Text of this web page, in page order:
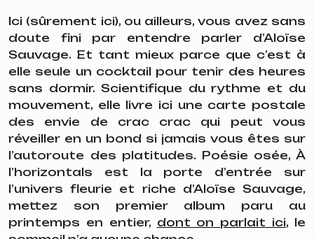
Ici (sûrement ici), ou ailleurs, vous avez sans
doute fini par entendre parler d’Aloïse
Sauvage. Et tant mieux parce que c’est à
elle seule un cocktail pour tenir des heures
sans dormir. Scientifique du rythme et du
mouvement, elle livre ici une carte postale
des envie de crac crac qui peut vous
réveiller en un bond si jamais vous êtes sur
l’autoroute des platitudes. Poésie osée, À
l’horizontals est la porte d’entrée sur
l’univers fleurie et riche d’Aloïse Sauvage,
mettez son premier album paru au
printemps en entier, dont on parlait ici, le